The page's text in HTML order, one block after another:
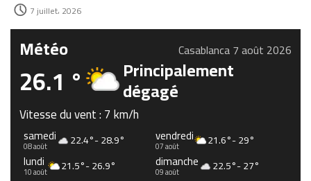
7 juillet، 2026